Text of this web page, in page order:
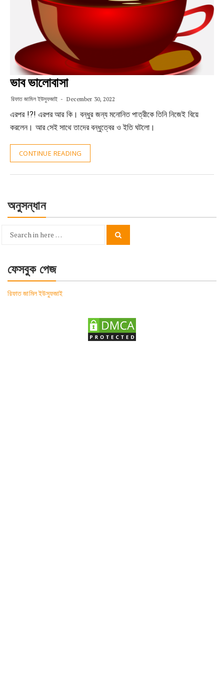
ভাব ভালোবাসা
রিফাত জামিল ইউসুফজাই December 30, 2022
এরপর !?! এরপর আর কি। বন্ধুর জন্য মনোনিত পাত্রীকে তিনি নিজেই বিয়ে
করলেন। আর সেই সাথে তাদের বন্ধুত্বের ও ইতি ঘটলো।
CONTINUE READING
অনুসন্ধান
Search
ফেসবুক পেজ
রিফাত জামিল ইউসুফজাই